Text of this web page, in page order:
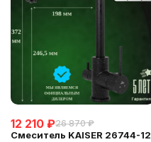
12 210 ₽26 870 ₽
Смеситель KAISER 26744-12